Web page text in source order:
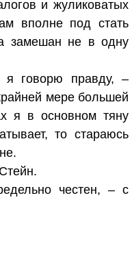
и жуликоватых
вполне под стать
замешан не в одну
я говорю правду, –
мере большей
я в основном тяну
то стараюсь
честен, – с